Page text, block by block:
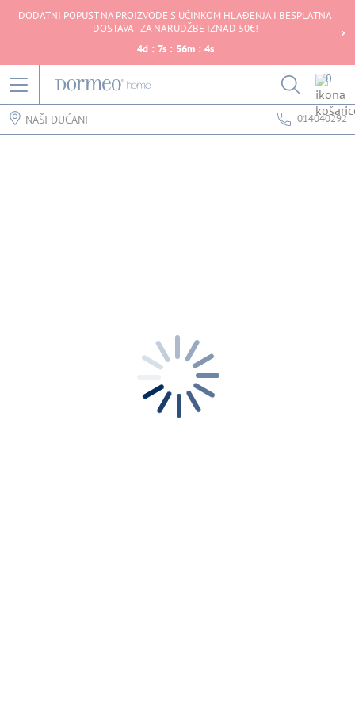
DODATNI POPUST NA PROIZVODE S UČINKOM HLAĐENJA I BESPLATNA
DOSTAVA - ZA NARUDŽBE IZNAD 50€!
4d : 7s : 56m : 4s
0
NAŠI DUĆANI 014040292